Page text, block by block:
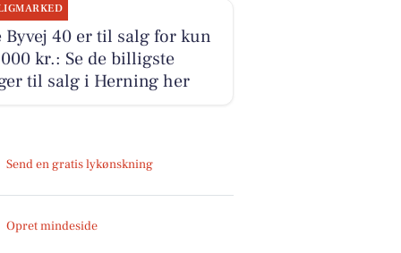
Byvej 40 er til salg for kun
kr.: Se de billigste
til salg i Herning her
Send en gratis lykønskning
Opret mindeside